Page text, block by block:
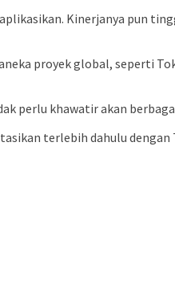
Kinerjanya pun
proyek global, seperti
perlu khawatir akan
terlebih dahulu